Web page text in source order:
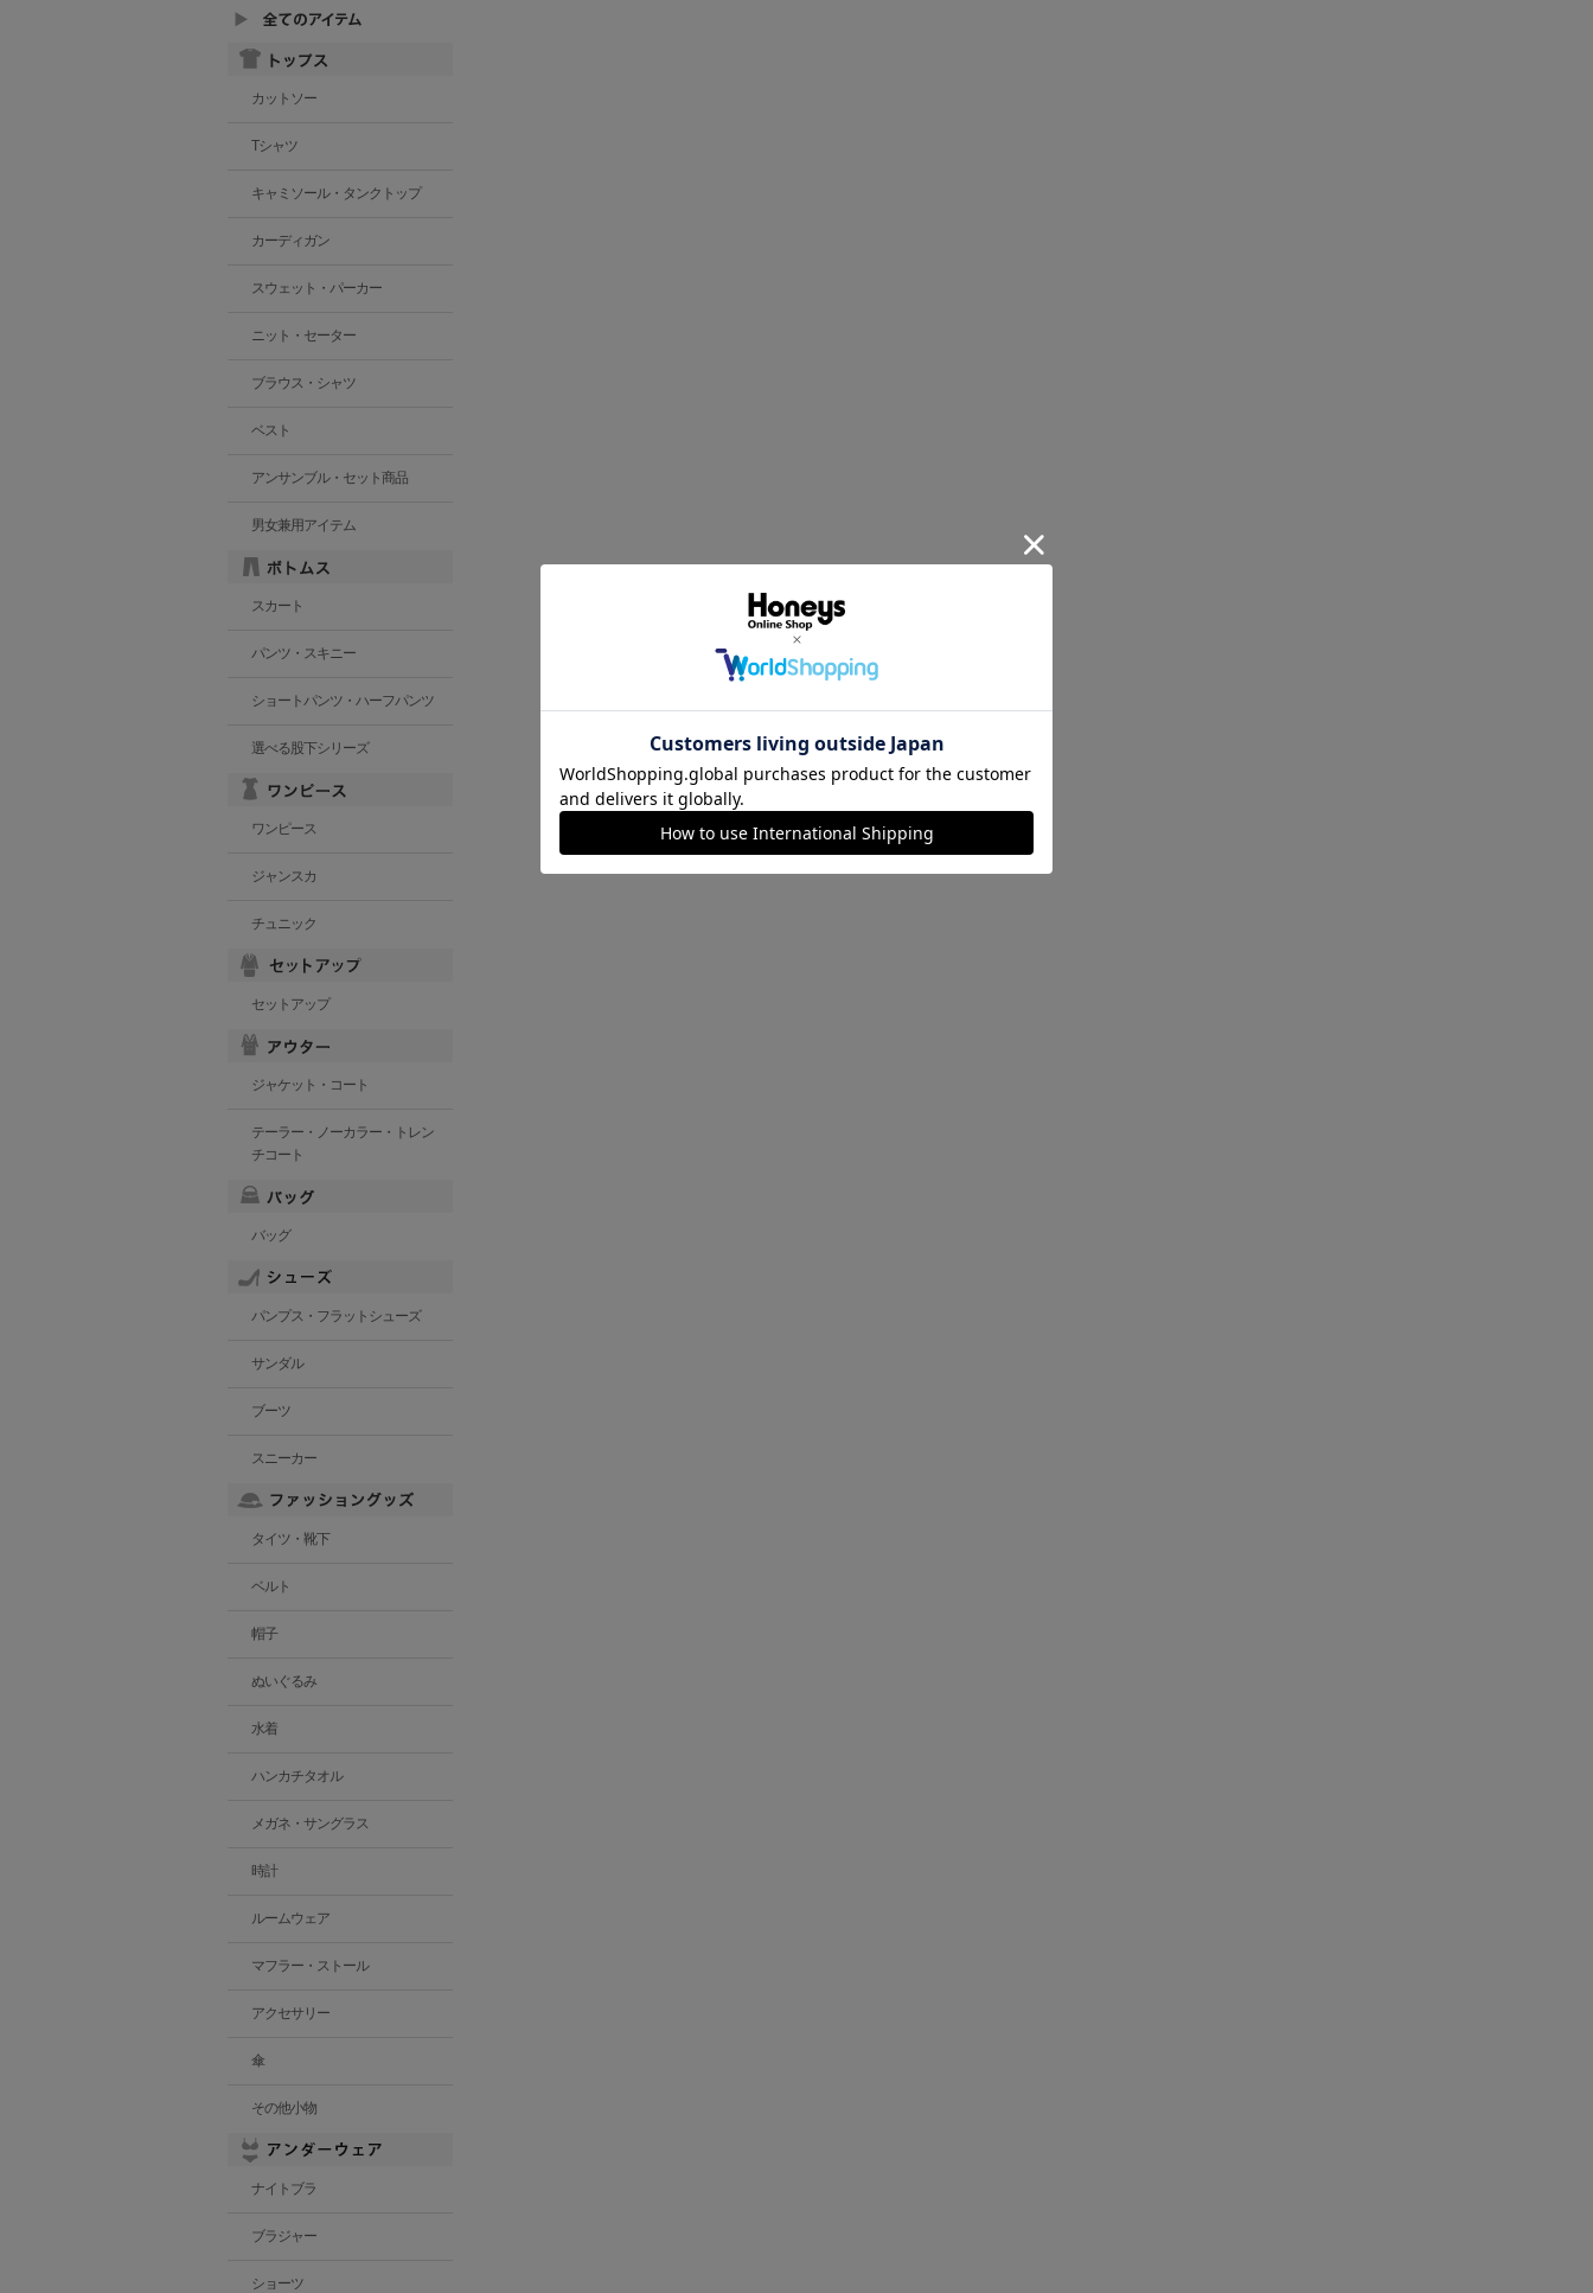
カットソー
Tシャツ
キャミソール・タンクトップ
カーディガン
スウェット・パーカー
ニット・セーター
ブラウス・シャツ
ベスト
アンサンブル・セット商品
男女兼用アイテム
スカート
パンツ・スキニー
ショートパンツ・ハーフパンツ
選べる股下シリーズ
ワンピース
ジャンスカ
チュニック
セットアップ
ジャケット・コート
テーラー・ノーカラー・トレン
チコート
バッグ
パンプス・フラットシューズ
サンダル
ブーツ
スニーカー
タイツ・靴下
ベルト
帽子
ぬいぐるみ
水着
ハンカチタオル
メガネ・サングラス
時計
ルームウェア
マフラー・ストール
アクセサリー
傘
その他小物
ナイトブラ
ブラジャー
ショーツ